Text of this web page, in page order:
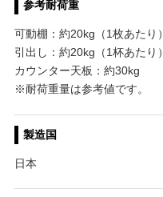
参考耐荷重
可動棚：約20kg（1枚あたり）
引出し：約20kg（1杯あたり）
カウンター天板：約30kg
※耐荷重量は参考値です。
製造国
日本